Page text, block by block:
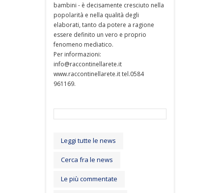
bambini - è decisamente cresciuto nella
popolarità e nella qualità degli
elaborati, tanto da potere a ragione
essere definito un vero e proprio
fenomeno mediatico.
Per informazioni:
info@raccontinellarete.it
www.raccontinellarete.it tel.0584
961169.
Leggi tutte le news
Cerca fra le news
Le più commentate